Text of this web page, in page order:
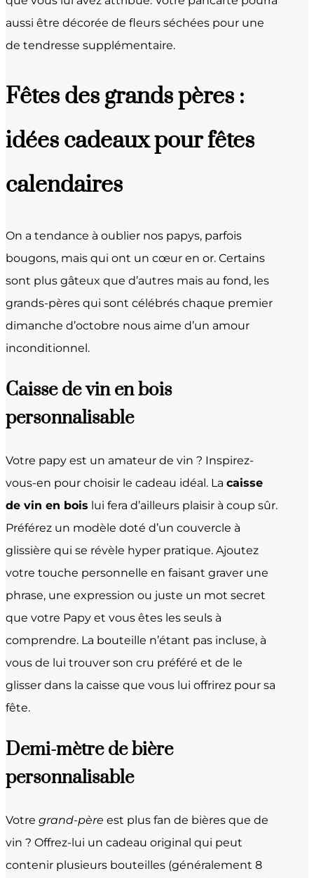
aussi être décorée de fleurs séchées pour une
de tendresse supplémentaire.
Fêtes des grands pères :
idées cadeaux pour fêtes
calendaires
On a tendance à oublier nos papys, parfois
bougons, mais qui ont un cœur en or. Certains
sont plus gâteux que d’autres mais au fond, les
grands-pères qui sont célébrés chaque premier
dimanche d’octobre nous aime d’un amour
inconditionnel.
Caisse de vin en bois
personnalisable
Votre papy est un amateur de vin ? Inspirez-
vous-en pour choisir le cadeau idéal. La caisse
de vin en bois lui fera d’ailleurs plaisir à coup sûr.
Préférez un modèle doté d’un couvercle à
glissière qui se révèle hyper pratique. Ajoutez
votre touche personnelle en faisant graver une
phrase, une expression ou juste un mot secret
que votre Papy et vous êtes les seuls à
comprendre. La bouteille n’étant pas incluse, à
vous de lui trouver son cru préféré et de le
glisser dans la caisse que vous lui offrirez pour sa
fête.
Demi-mètre de bière
personnalisable
Votre grand-père est plus fan de bières que de
vin ? Offrez-lui un cadeau original qui peut
contenir plusieurs bouteilles (généralement 8